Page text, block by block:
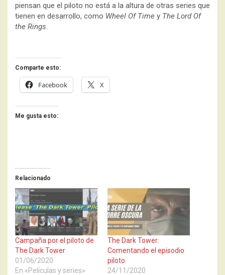
piensan que el piloto no está a la altura de otras series que
tienen en desarrollo, como Wheel Of Time y The Lord Of
the Rings.
Comparte esto:
Facebook X
Me gusta esto:
Relacionado
Campaña por el piloto de
The Dark Tower
01/06/2020
En «Películas y series»
The Dark Tower:
Comentando el episodio
piloto
24/11/2020